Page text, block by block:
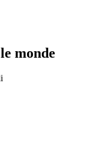
monde